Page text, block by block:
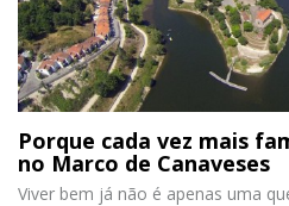
Porque cada vez mais
no Marco de Canaveses
Viver bem já não é apenas uma